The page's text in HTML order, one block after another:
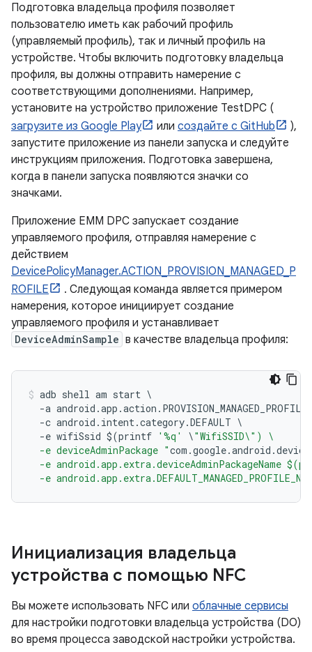
Подготовка владельца профиля позволяет
пользователю иметь как рабочий профиль
(управляемый профиль), так и личный профиль на
устройстве. Чтобы включить подготовку владельца
профиля, вы должны отправить намерение с
соответствующими дополнениями. Например,
установите на устройство приложение TestDPC (
загрузите из Google Play
или создайте с GitHub
),
запустите приложение из панели запуска и следуйте
инструкциям приложения. Подготовка завершена,
когда в панели запуска появляются значки со
значками.
Приложение EMM DPC запускает создание
управляемого профиля, отправляя намерение с
действием
DevicePolicyManager.ACTION_PROVISION_MANAGED_P
ROFILE
. Следующая команда является примером
намерения, которое инициирует создание
управляемого профиля и устанавливает
DeviceAdminSample в качестве владельца профиля:
adb shell am start \
-a android .app .action . PROVISION_MANAGED_PROFILE
-c android . intent.category.DEFAULT \
-e wifiSsid $(printf '%q' \"WifiSSID\") \
-e deviceAdminPackage "com .google.android .
-e android.app.extra.deviceAdminPackageName
-e
Инициализация владельца
устройства с помощью NFC
Вы можете использовать NFC или облачные сервисы
для настройки подготовки владельца устройства (DO)
во время процесса заводской настройки устройства.